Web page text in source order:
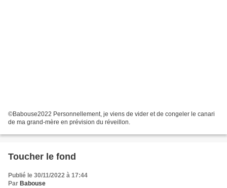
©Babouse2022 Personnellement, je viens de vider et de congeler le canari
de ma grand-mère en prévision du réveillon.
Toucher le fond
Publié le 30/11/2022 à 17:44
Par Babouse